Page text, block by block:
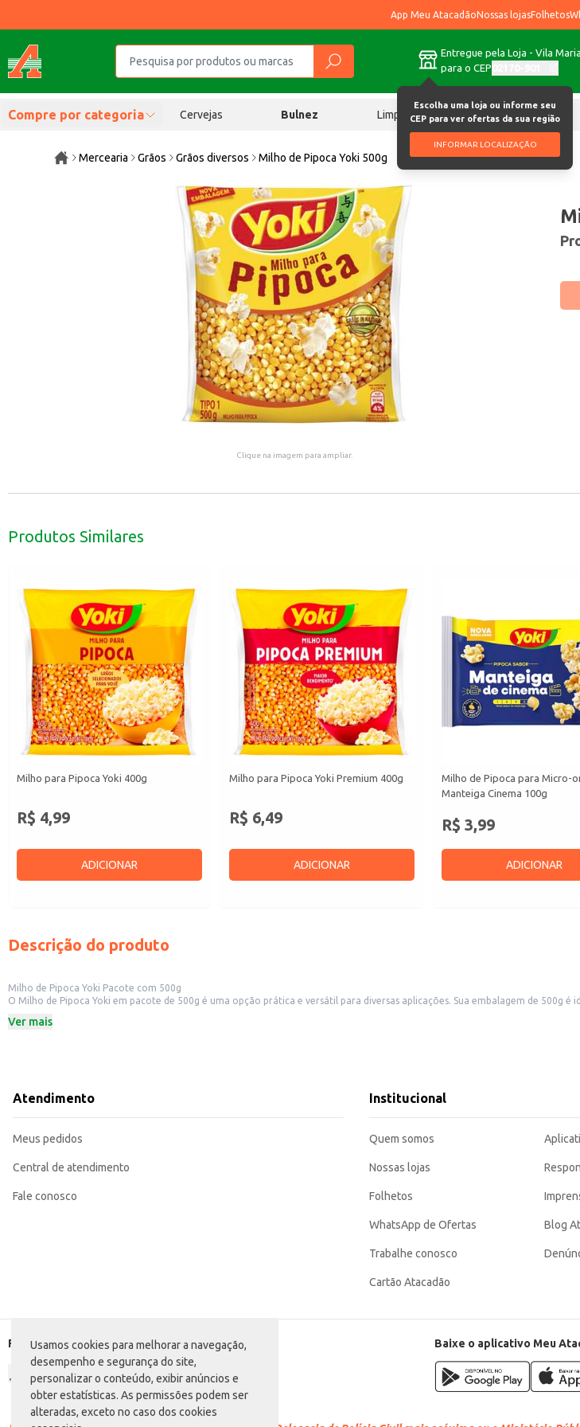
Usamos cookies para melhorar a navegação,
desempenho e segurança do site,
personalizar o conteúdo, exibir anúncios e
obter estatísticas. As permissões podem ser
alteradas, exceto no caso dos cookies
App Meu AtacadãoNossas lojasFolhetos
Entregue pela Loja - Vila Maria
para o CEP
Escolha uma loja ou informe seu
CEP para ver ofertas da sua região
INFORMAR LOCALIZAÇÃO
Compre por categoria Cervejas Bulnez Limpeza Chocolates
Mercearia Grãos Grãos diversos Milho de Pipoca Yoki 500g
Clique na imagem para ampliar.
Produtos Similares
Milho para Pipoca Yoki 400g
R$ 4,99
ADICIONAR
Milho para Pipoca Yoki Premium 400g
R$ 6,49
ADICIONAR
Milho de Pipoca para Micro-
Manteiga Cinema 100g
R$ 3,99
ADICIONAR
Descrição do produto
Milho de Pipoca Yoki Pacote com 500g
O Milho de Pipoca Yoki em pacote de 500g é uma opção prática e versátil para diversas aplicações. Sua embalagem de 500g é ideal para estabelecimentos comerciais como cinemas, lojas de conveniência e supermercados, que buscam
armazenamento.
O Milho de
Marca: Yoki
Categoria: Grãos diversos
EAN: 7891095002672
Ver mais
Atendimento
Meus pedidos
Central de atendimento
Fale conosco
Institucional
Quem somos
Nossas lojas
Folhetos
WhatsApp de Ofertas
Trabalhe conosco
Cartão Atacadão
Blog
Formas de pagamento Baixe o aplicativo Meu